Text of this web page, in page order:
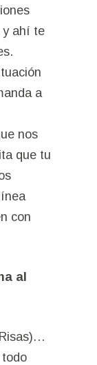
y ahí te
a
nos
que tu
con
al
todo